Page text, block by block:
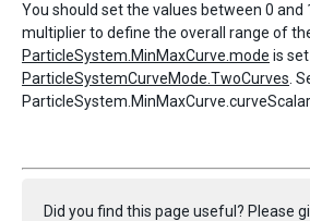
You should set the values between 0 and
multiplier to define the overall range of
ParticleSystem.MinMaxCurve.mode is
ParticleSystemCurveMode.TwoCurves .
ParticleSystem.MinMaxCurve.curveScalar.
Did you find this page useful? Please